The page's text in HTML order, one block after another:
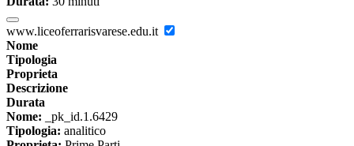
www.liceoferrarisvarese.edu.it
Nome
Tipologia
Proprieta
Descrizione
Durata
Nome: _pk_id.1.6429
Tipologia: analitico